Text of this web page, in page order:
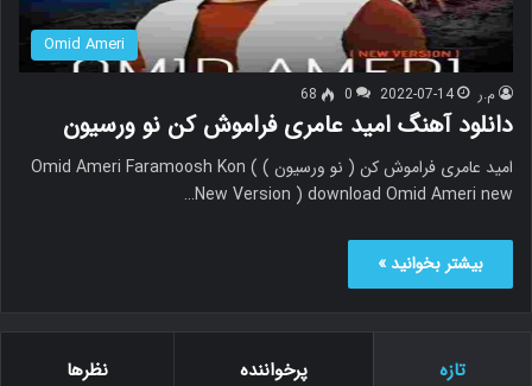
Omid Ameri
م.ر 2022-07-14
0
68
دانلود آهنگ امید عامری فراموش کن نو ورسیون
امید عامری فراموش کن ( نو ورسیون ) Omid Ameri Faramoosh Kon (
New Version ) download Omid Ameri new…
بیشتر بخوانید »
تازه پرخواننده نظرها